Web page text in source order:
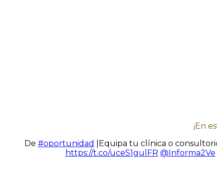
¡En
De #oportunidad |Equipa tu clínica o
https://t.co/uceS1gulFR @Informa2Ve